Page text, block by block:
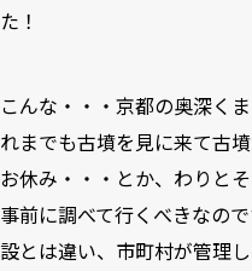
た！
こんな・・・京都の奥深く
れまでも古墳を見に来て古
お休み・・・とか、わりと
事前に調べて行くべきなの
設とは違い、市町村が管理